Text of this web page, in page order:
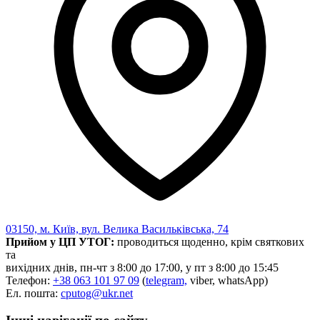
03150, м. Київ, вул. Велика Васильківська, 74
Прийом у ЦП УТОГ: проводиться щоденно, крім святкових
та
вихідних днів, пн-чт з 8:00 до 17:00, у пт з 8:00 до 15:45
Телефон: +38 063 101 97 09 (telegram, viber, whatsApp)
Ел. пошта: cputog@ukr.net